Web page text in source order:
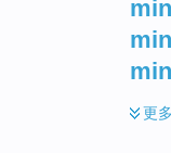
更多